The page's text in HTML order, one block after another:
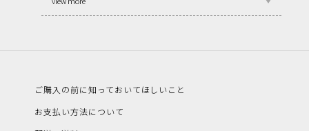
ご購入の前に知っておいてほしいこと
お支払い方法について